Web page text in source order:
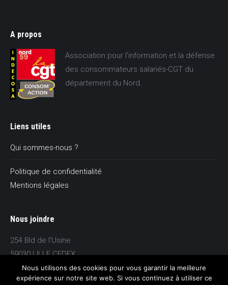
A propos
Association pour l'information et la défense
des consommateurs salariés-CGT du
département du Nord.
Liens utiles
Qui sommes-nous ?
Politique de confidentialité
Mentions légales
Nous joindre
254 Bld de l'Usine
59030 LILLE CEDEX
tel 03 59 26 06 38
contact@indecosa-cgt59.fr
Nous utilisons des cookies pour vous garantir la meilleure
expérience sur notre site web. Si vous continuez à utiliser ce